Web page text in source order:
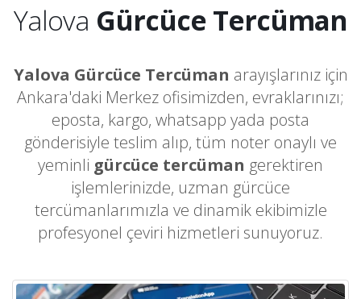
Yalova Gürcüce Tercüman
Yalova Gürcüce Tercüman arayışlarınız için
Ankara'daki Merkez ofisimizden, evraklarınızı;
eposta, kargo, whatsapp yada posta
gönderisiyle teslim alıp, tüm noter onaylı ve
yeminli gürcüce tercüman gerektiren
işlemlerinizde, uzman gürcüce
tercümanlarımızla ve dinamik ekibimizle
profesyonel çeviri hizmetleri sunuyoruz.